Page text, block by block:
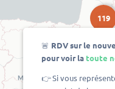
119
🚨 RDV sur le
pour voir latoute
👉 Si vous